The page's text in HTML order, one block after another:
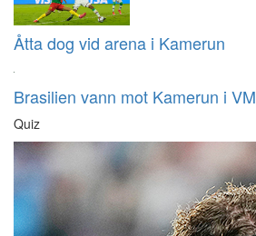
Åtta dog vid arena i Kamerun
Brasilien vann mot Kamerun i VM
Quiz